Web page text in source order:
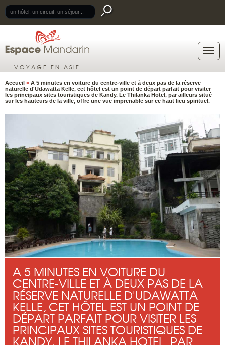
VOYAGE EN ASIE
Accueil > A 5 minutes en voiture du centre-ville et à deux pas de la réserve
naturelle d'Udawatta Kelle, cet hôtel est un point de départ parfait pour visiter
les principaux sites touristiques de Kandy. Le Thilanka Hotel, par ailleurs situé
sur les hauteurs de la ville, offre une vue imprenable sur ce haut lieu spirituel.
A 5 MINUTES EN VOITURE DU
CENTRE-VILLE ET À DEUX PAS DE LA
RÉSERVE NATURELLE D'UDAWATTA
KELLE, CET HÔTEL EST UN POINT DE
DÉPART PARFAIT POUR VISITER LES
PRINCIPAUX SITES TOURISTIQUES DE
KANDY. LE THILANKA HOTEL, PAR